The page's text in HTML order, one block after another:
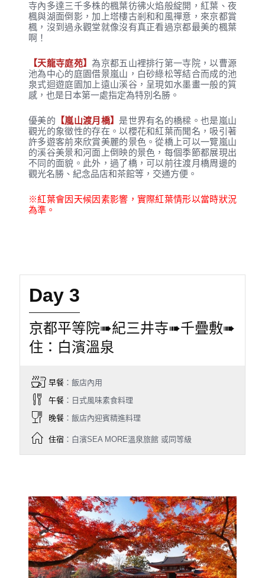
寺內多達三千多株的楓葉彷彿火焰般綻開，紅葉、夜
楓與湖面倒影，加上塔樓古剎和和風禪意，來京都賞
楓，沒到過永觀堂就像沒有真正看過京都最美的楓葉
啊！
【天龍寺庭苑】為京都五山裡排行第一寺院，以曹源
池為中心的庭園借景嵐山，白砂綠松等結合而成的池
泉式迴遊庭園加上遠山溪谷，呈現如水墨畫一般的質
感，也是日本第一處指定為特別名勝。
優美的 【嵐山渡月橋】 是世界有名的橋樑。也是嵐山
觀光的象徵性的存在。以櫻花和紅葉而聞名，吸引著
許多遊客前來欣賞美麗的景色。從橋上可以一覽嵐山
的溪谷美景和河面上倒映的景色，每個季節都展現出
不同的面貌。此外，過了橋，可以前往渡月橋周邊的
觀光名勝、紀念品店和茶館等，交通方便。
※紅葉會因天候因素影響，實際紅葉情形以當時狀況
為準。
Day 3
京都平等院➠紀三井寺➠千疊敷➠
住：白濱溫泉
早餐：飯店內用
午餐：日式風味素食料理
晚餐：飯店內迎賓精進料理
住宿：白濱SEA MORE溫泉旅館 或同等級